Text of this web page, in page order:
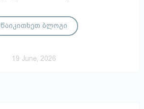
წაიკითხეთ ბლოგი
19 June, 2026